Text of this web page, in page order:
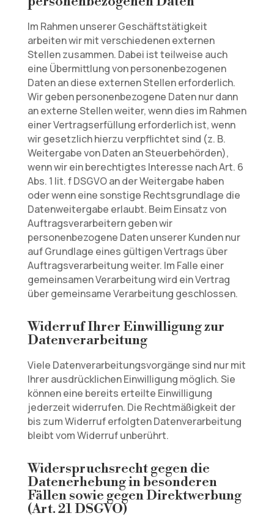
Im Rahmen unserer Geschäftstätigkeit
arbeiten wir mit verschiedenen externen
Stellen zusammen. Dabei ist teilweise auch
eine Übermittlung von personenbezogenen
Daten an diese externen Stellen erforderlich.
Wir geben personenbezogene Daten nur dann
an externe Stellen weiter, wenn dies im Rahmen
einer Vertragserfüllung erforderlich ist, wenn
wir gesetzlich hierzu verpflichtet sind (z. B.
Weitergabe von Daten an Steuerbehörden),
wenn wir ein berechtigtes Interesse nach Art. 6
Abs. 1 lit. f DSGVO an der Weitergabe haben
oder wenn eine sonstige Rechtsgrundlage die
Datenweitergabe erlaubt. Beim Einsatz von
Auftragsverarbeitern geben wir
personenbezogene Daten unserer Kunden nur
auf Grundlage eines gültigen Vertrags über
Auftragsverarbeitung weiter. Im Falle einer
gemeinsamen Verarbeitung wird ein Vertrag
über gemeinsame Verarbeitung geschlossen.
Widerruf Ihrer Einwilligung zur
Datenverarbeitung
Viele Datenverarbeitungsvorgänge sind nur mit
Ihrer ausdrücklichen Einwilligung möglich. Sie
können eine bereits erteilte Einwilligung
jederzeit widerrufen. Die Rechtmäßigkeit der
bis zum Widerruf erfolgten Datenverarbeitung
bleibt vom Widerruf unberührt.
Widerspruchsrecht gegen die
Datenerhebung in besonderen
Fällen sowie gegen Direktwerbung
(Art. 21 DSGVO)